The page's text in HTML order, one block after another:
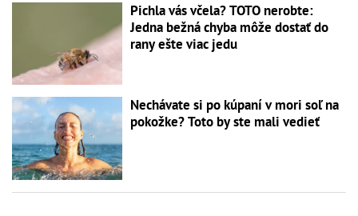
Pichla vás včela? TOTO nerobte:
Jedna bežná chyba môže dostať do
rany ešte viac jedu
Nechávate si po kúpaní v mori soľ na
pokožke? Toto by ste mali vedieť